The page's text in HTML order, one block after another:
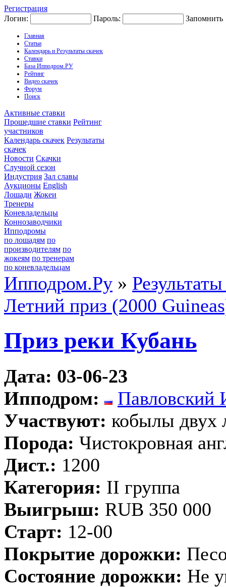
Регистрация
Логин:
Пароль: Запомнить
Главная
Статьи
Календарь и Результаты скачек
Ставки
База Ипподром.РУ
Рейтинг
Видео скачек
Форум
Поиск
Активные ставки
Прошедшие ставки Рейтинг
участников
Календарь скачек Результаты
скачек
Новости Скачки
Случной сезон
Индустрия Зал славы
Аукционы English
Лошади Жокеи
Тренеры
Коневладельцы
Коннозаводчики
Ипподромы
по лошадям по
производителям по
жокеям по тренерам
по коневладельцам
Ипподром.Ру »
Летний приз (2000
Приз реки Кубань
Дата: 03-06-23
Ипподром:
Павловский
Участвуют: кобылы двух
Порода: Чистокровная
Дист.: 1200
Категория: II группа
Выигрыш: RUB 350 000
Старт: 12-00
Покрытие дорожки:
Состояние дорожки: Не